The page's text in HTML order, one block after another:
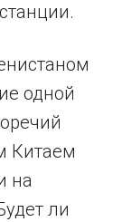
одной
Китаем
на
ли